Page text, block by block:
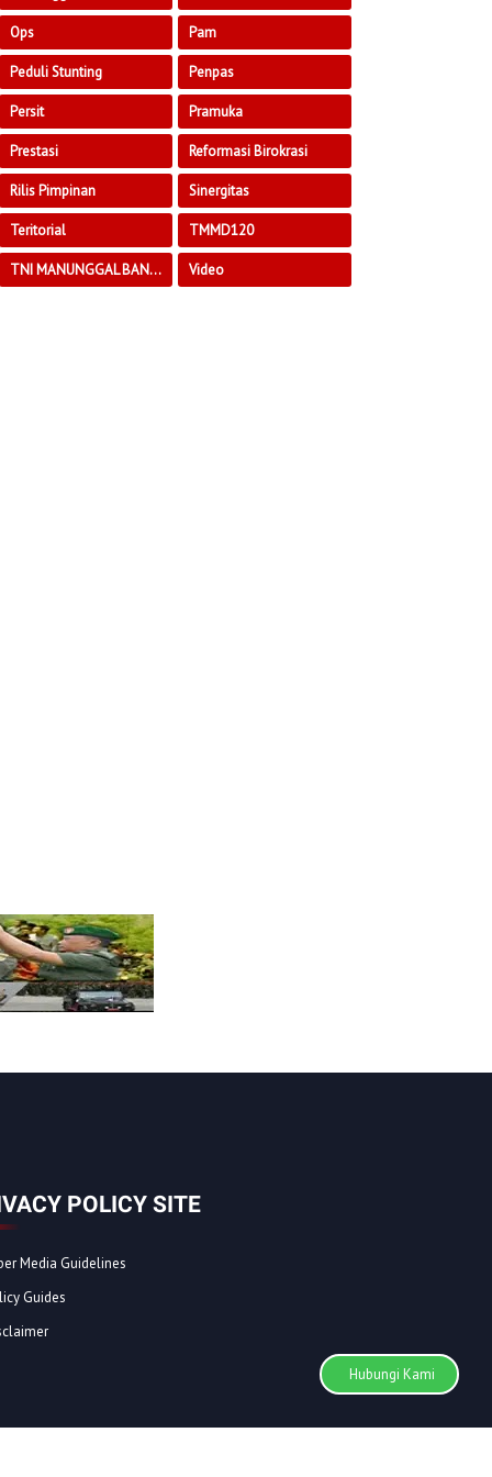
Ops Pam
Peduli Stunting Penpas
Persit Pramuka
Prestasi Reformasi Birokrasi
Rilis Pimpinan Sinergitas
Teritorial TMMD120
TNI MANUNGGAL BANGUN DESA Video
POLICY SITE
Media Guidelines
Guides
Hubungi Kami